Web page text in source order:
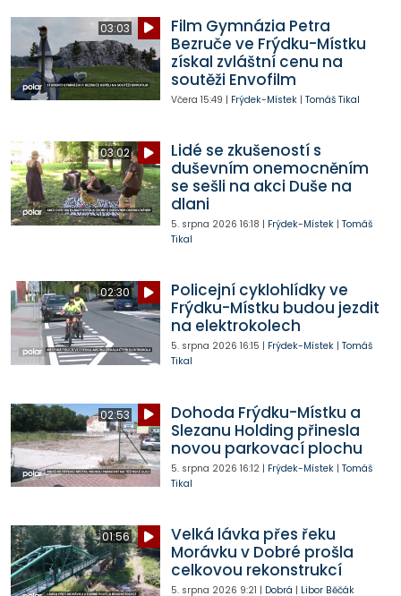
03:03
Film Gymnázia Petra
Bezruče ve Frýdku-Místku
získal zvláštní cenu na
soutěži Envofilm
Včera 15:49 | Frýdek-Místek| Tomáš Tikal
03:02
Lidé se zkušeností s
duševním onemocněním
se sešli na akci Duše na
dlani
5. srpna 2026 16:18 | Frýdek-Místek| Tomáš
Tikal
02:30
Policejní cyklohlídky ve
Frýdku-Místku budou jezdit
na elektrokolech
5. srpna 2026 16:15 | Frýdek-Místek| Tomáš
Tikal
02:53
Dohoda Frýdku-Místku a
Slezanu Holding přinesla
novou parkovací plochu
5. srpna 2026 16:12| Frýdek-Místek| Tomáš
Tikal
01:56
Velká lávka přes řeku
Morávku v Dobré prošla
celkovou rekonstrukcí
5. srpna 2026 9:21 | Dobrá | Libor Běčák